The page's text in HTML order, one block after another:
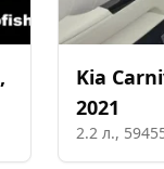
,
Kia
2021
2.2 л.,